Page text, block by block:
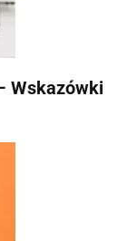
Wskazówki